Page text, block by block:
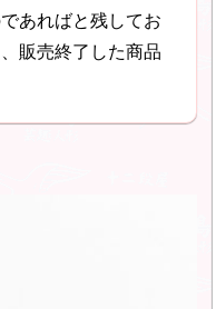
あればと残してお
販売終了した商品